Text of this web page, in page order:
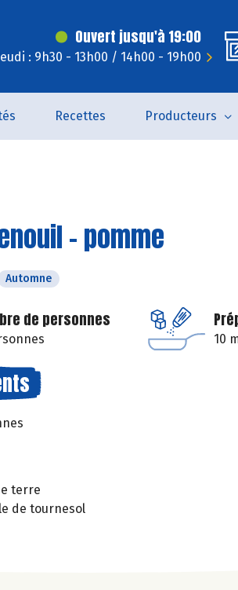
Ouvert jusqu'à 19:00
: 9h30 - 13h00 / 14h00 - 19h00
Recettes Producteurs
- pomme
Automne
de personnes
10
terre
de tournesol